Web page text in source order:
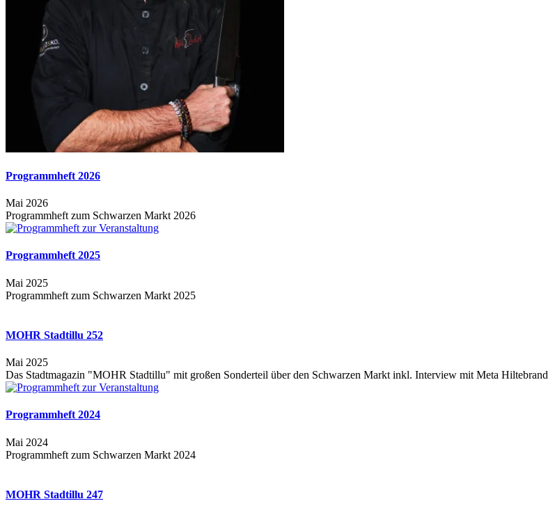
Programmheft 2026
Mai 2026
Programmheft zum Schwarzen Markt 2026
Programmheft 2025
Mai 2025
Programmheft zum Schwarzen Markt 2025
MOHR Stadtillu 252
Mai 2025
Das Stadtmagazin "MOHR Stadtillu" mit großen Sonderteil über den Schwarzen Markt inkl. Interview mit Meta Hiltebrand
Programmheft 2024
Mai 2024
Programmheft zum Schwarzen Markt 2024
MOHR Stadtillu 247